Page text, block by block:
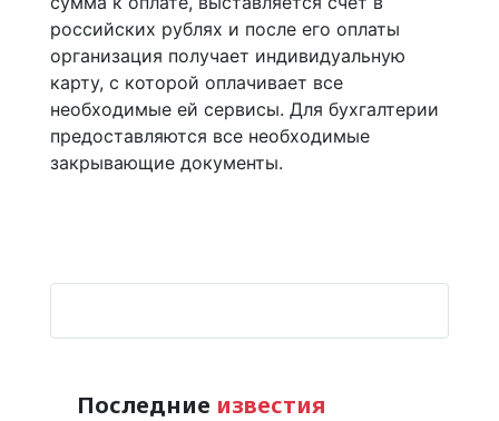
российских рублях и после его оплаты
организация получает индивидуальную
карту, с которой оплачивает все
необходимые ей сервисы. Для бухгалтерии
предоставляются все необходимые
закрывающие документы.
Последние известия